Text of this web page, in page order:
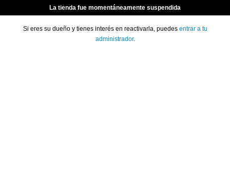
La tienda fue momentáneamente suspendida
Si eres su dueño y tienes interés en reactivarla, puedes entrar a tu
administrador.